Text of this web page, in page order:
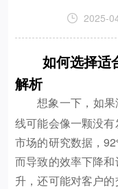
2025-
如何选择适
解析
想象一下，如
线可能会像一颗没
市场的研究数据，
而导致的效率下降
升，还可能对客户